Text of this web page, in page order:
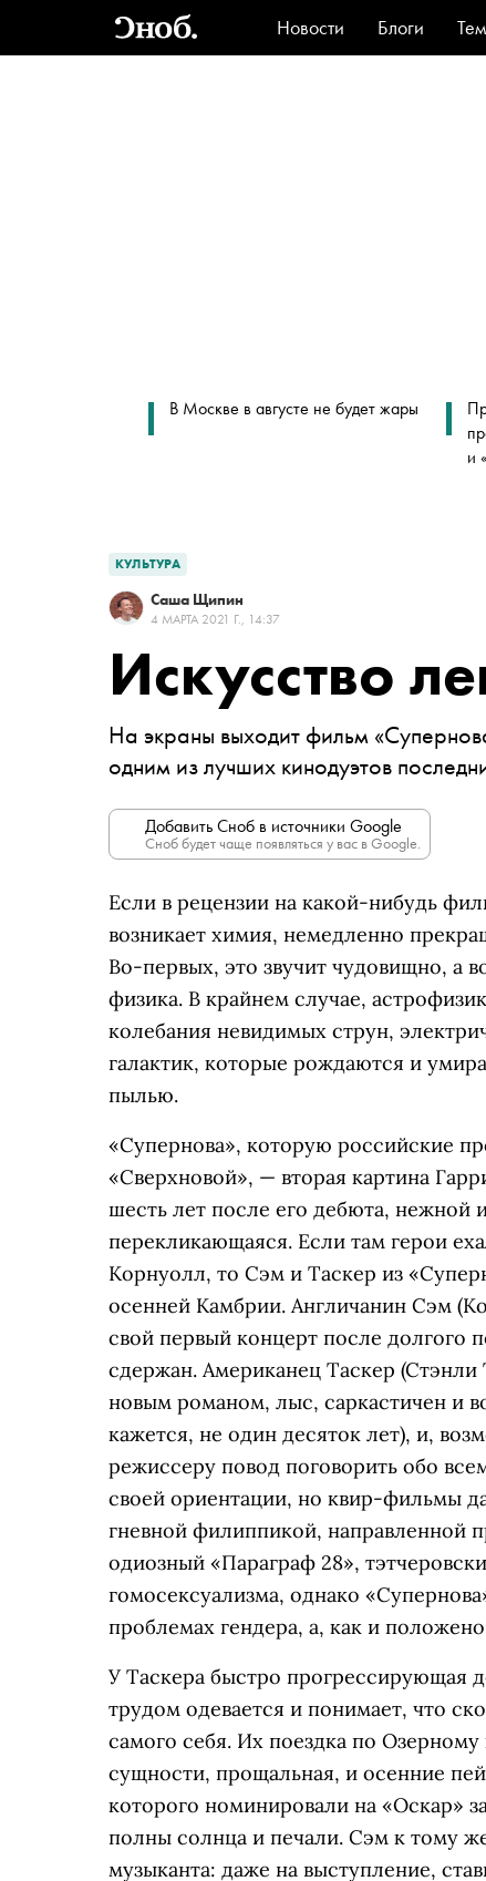
Новости Блоги
Стиль
В Москве в августе не будет жары
и
КУЛЬТУРА
Саша Щипин
4 МАРТА 2021 Г., 14:37
Искусство
На экраны выходит фильм
одним из лучших кинодуэтов
Добавить Сноб в источники Google
Сноб будет чаще появляться у вас в Google.
Если в рецензии на какой-нибудь
возникает химия, немедленно
Во-первых, это звучит чудовищно, а
физика. В крайнем случае,
колебания невидимых струн,
галактик, которые рождаются и
пылью.
«Супернова», которую российские
«Сверхновой», — вторая картина
шесть лет после его дебюта, нежной
перекликающаяся. Если там герои
Корнуолл, то Сэм и Таскер из
осенней Камбрии. Англичанин Сэм
свой первый концерт после долгого
сдержан. Американец Таскер
новым романом, лыс, саркастичен и
кажется, не один десяток лет), и,
режиссеру повод поговорить обо
своей ориентации, но квир-фильмы
гневной филиппикой, направленной
одиозный «Параграф 28»,
гомосексуализма, однако
проблемах гендера, а, как и
У Таскера быстро прогрессирующая
трудом одевается и понимает, что
самого себя. Их поездка по
сущности, прощальная, и осенние
которого номинировали на «Оскар»
полны солнца и печали. Сэм к тому
музыканта: даже на выступление,